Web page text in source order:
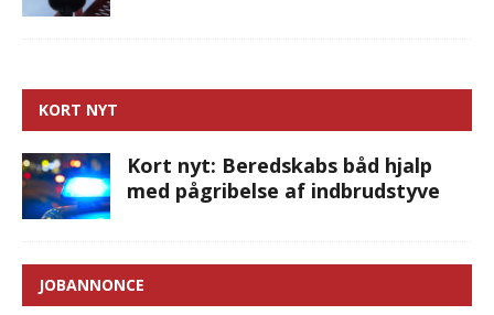
KORT NYT
Kort nyt: Beredskabs båd hjalp
med pågribelse af indbrudstyve
JOBANNONCE